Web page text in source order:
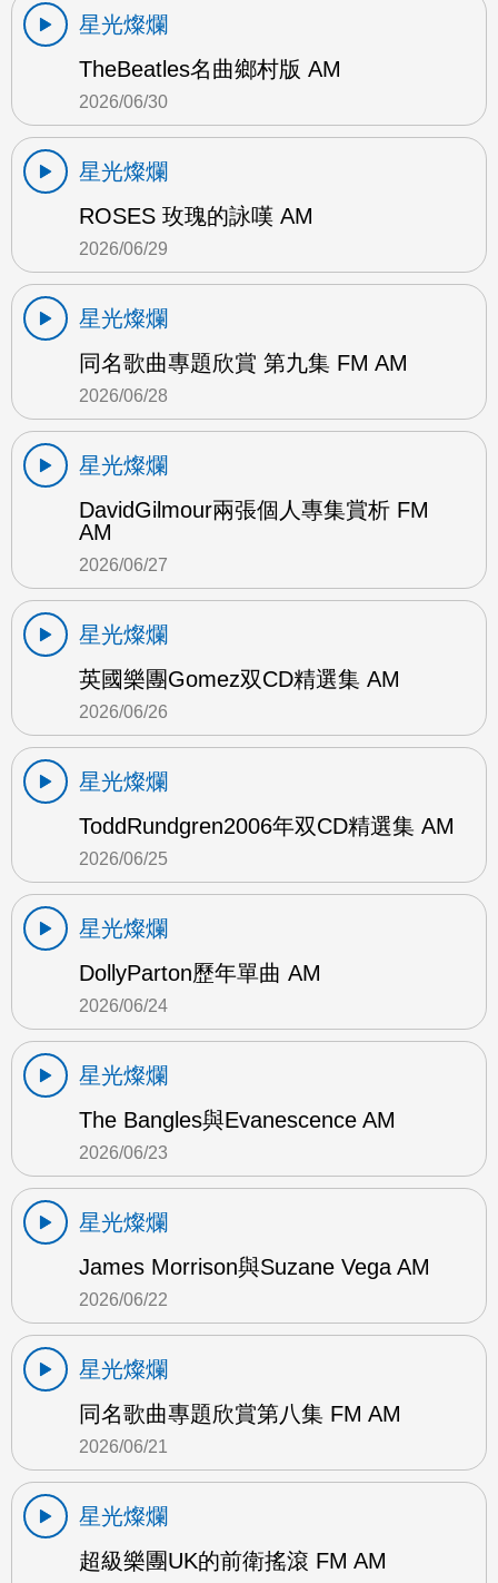
星光燦爛
TheBeatles名曲鄉村版 AM
2026/06/30
星光燦爛
ROSES 玫瑰的詠嘆 AM
2026/06/29
星光燦爛
同名歌曲專題欣賞 第九集 FM AM
2026/06/28
星光燦爛
DavidGilmour兩張個人專集賞析 FM
AM
2026/06/27
星光燦爛
英國樂團Gomez双CD精選集 AM
2026/06/26
星光燦爛
ToddRundgren2006年双CD精選集 AM
2026/06/25
星光燦爛
DollyParton歷年單曲 AM
2026/06/24
星光燦爛
The Bangles與Evanescence AM
2026/06/23
星光燦爛
James Morrison與Suzane Vega AM
2026/06/22
星光燦爛
同名歌曲專題欣賞第八集 FM AM
2026/06/21
星光燦爛
超級樂團UK的前衛搖滾 FM AM